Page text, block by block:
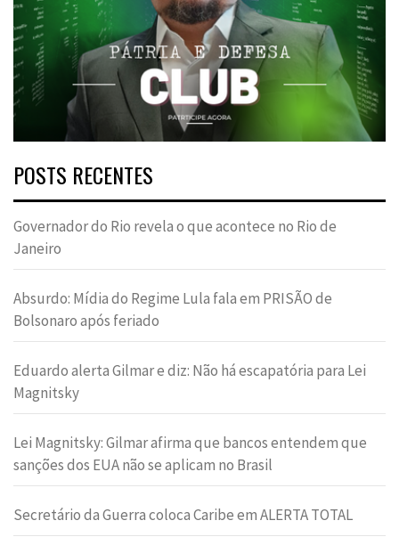
POSTS RECENTES
Governador do Rio revela o que acontece no Rio de
Janeiro
Absurdo: Mídia do Regime Lula fala em PRISÃO de
Bolsonaro após feriado
Eduardo alerta Gilmar e diz: Não há escapatória para Lei
Magnitsky
Lei Magnitsky: Gilmar afirma que bancos entendem que
sanções dos EUA não se aplicam no Brasil
Secretário da Guerra coloca Caribe em ALERTA TOTAL